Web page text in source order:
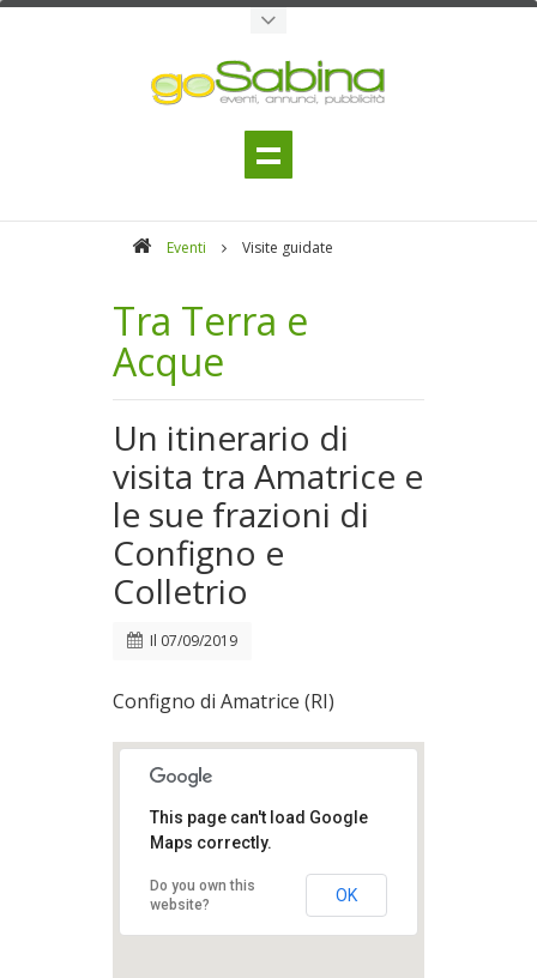
Eventi Visite guidate
Tra Terra e
Acque
Un itinerario di
visita tra Amatrice e
le sue frazioni di
Configno e
Colletrio
Il 07/09/2019
Configno di Amatrice (RI)
This page can't load Google
Maps correctly.
Do you own this
website?
OK